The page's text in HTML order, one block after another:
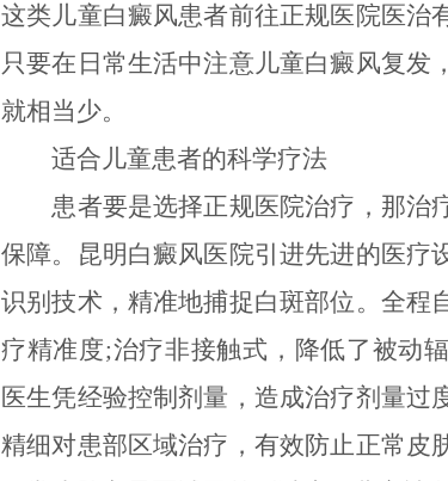
这类儿童白癜风患者前往正规医院医治
只要在日常生活中注意儿童白癜风复发
就相当少。
适合儿童患者的科学疗法
患者要是选择正规医院治疗，那治
保障。昆明白癜风医院引进先进的医疗
识别技术，精准地捕捉白斑部位。全程
疗精准度;治疗非接触式，降低了被动
医生凭经验控制剂量，造成治疗剂量过
精细对患部区域治疗，有效防止正常皮